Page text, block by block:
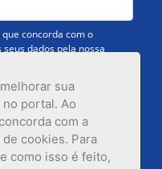
sua
portal. Ao
com a
cookies. Para
como isso é feito,
concorda com o
dados pela nossa